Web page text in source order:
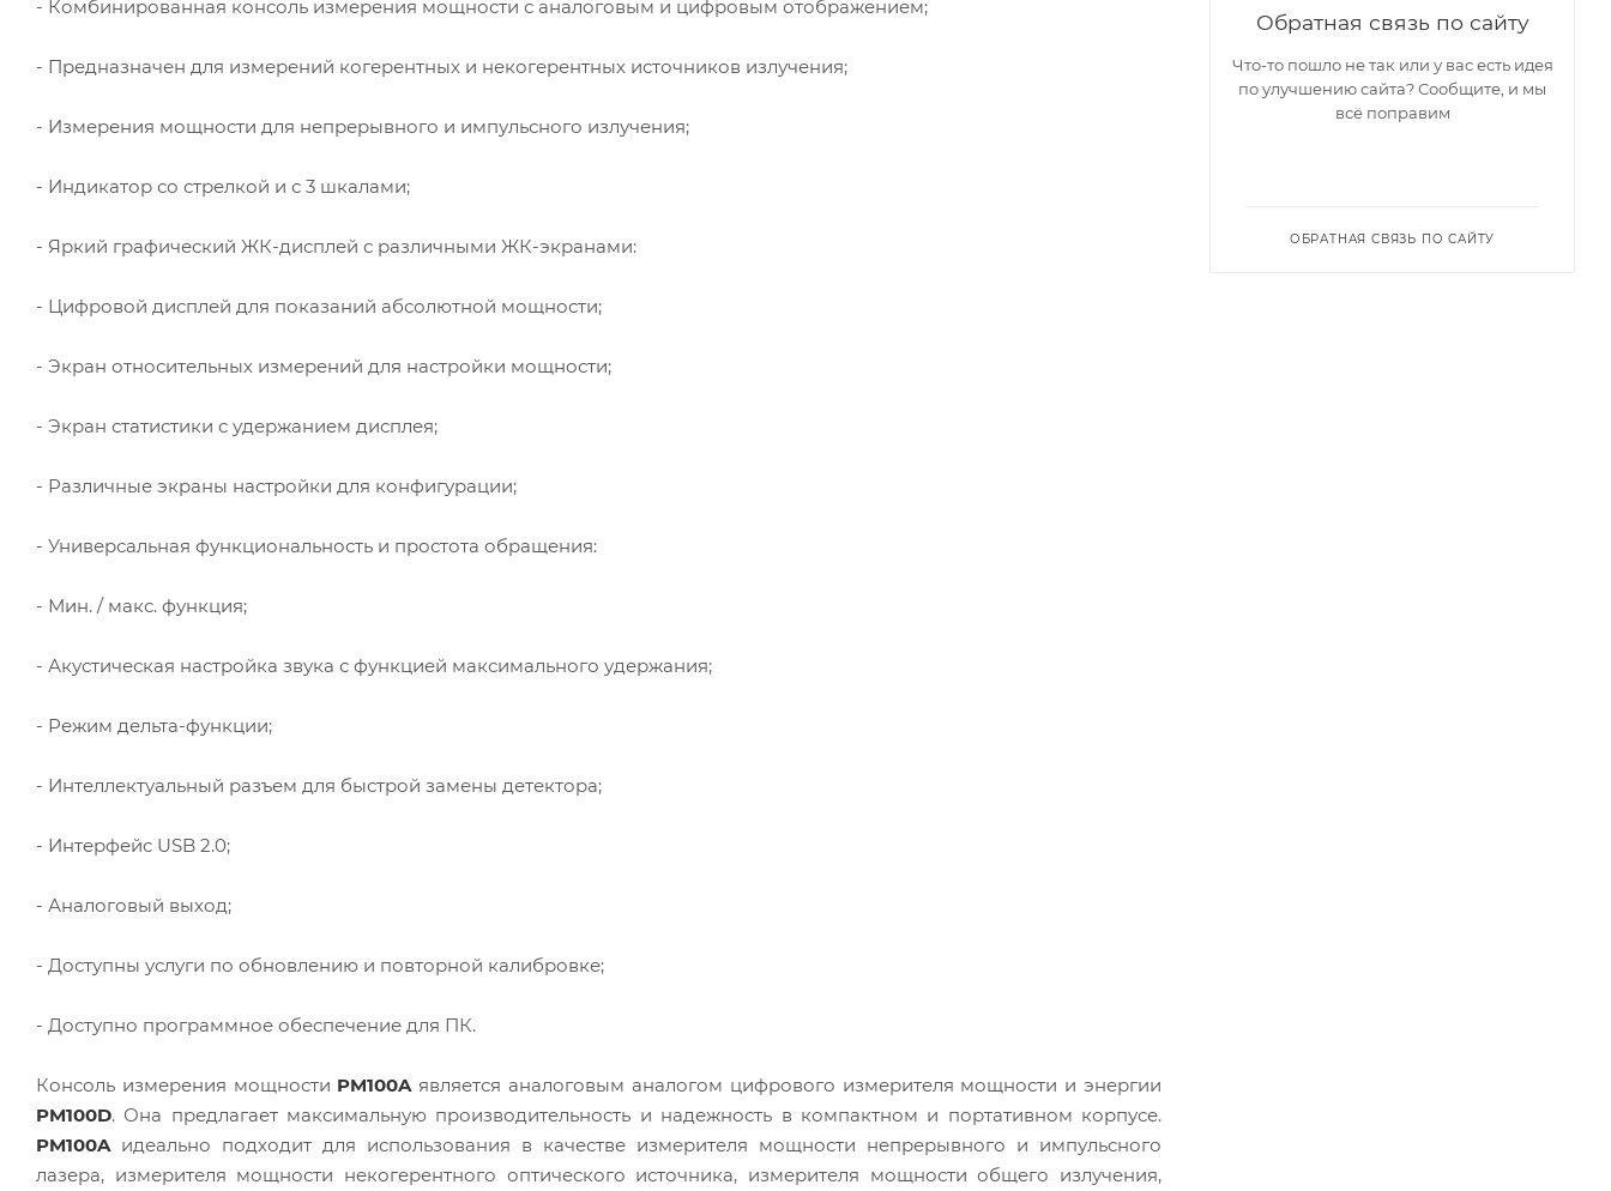
- Комбинированная консоль измерения мощности с аналоговым и цифровым отображением;
- Предназначен для измерений когерентных и некогерентных источников излучения;
- Измерения мощности для непрерывного и импульсного излучения;
- Индикатор со стрелкой и с 3 шкалами;
- Яркий графический ЖК-дисплей с различными ЖК-экранами:
- Цифровой дисплей для показаний абсолютной мощности;
- Экран относительных измерений для настройки мощности;
- Экран статистики с удержанием дисплея;
- Различные экраны настройки для конфигурации;
- Универсальная функциональность и простота обращения:
- Мин. / макс. функция;
- Акустическая настройка звука с функцией максимального удержания;
- Режим дельта-функции;
- Интеллектуальный разъем для быстрой замены детектора;
- Интерфейс USB 2.0;
- Аналоговый выход;
- Доступны услуги по обновлению и повторной калибровке;
- Доступно программное обеспечение для ПК.
Консоль измерения мощности PM100A является аналоговым аналогом цифрового измерителя мощности и энергии
PM100D. Она предлагает максимальную производительность и надежность в компактном и портативном корпусе.
PM100A идеально подходит для использования в качестве измерителя мощности непрерывного и импульсного
лазера, измерителя мощности некогерентного оптического источника, измерителя мощности общего излучения,
Обратная связь по сайту
Что-то пошло не так или у вас есть идея
по улучшению сайта? Сообщите, и мы
всё поправим
ОБРАТНАЯ СВЯЗЬ ПО САЙТУ